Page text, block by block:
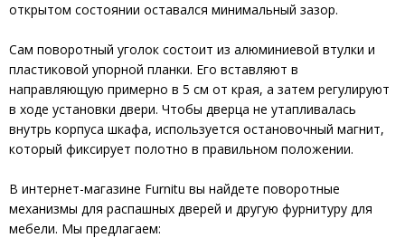
открытом состоянии оставался минимальный зазор.
Сам поворотный уголок состоит из алюминиевой втулки и
пластиковой упорной планки. Его вставляют в
направляющую примерно в 5 см от края, а затем регулируют
в ходе установки двери. Чтобы дверца не утапливалась
внутрь корпуса шкафа, используется остановочный магнит,
который фиксирует полотно в правильном положении.
В интернет-магазине Furnitu вы найдете поворотные
механизмы для распашных дверей и другую фурнитуру для
мебели. Мы предлагаем: